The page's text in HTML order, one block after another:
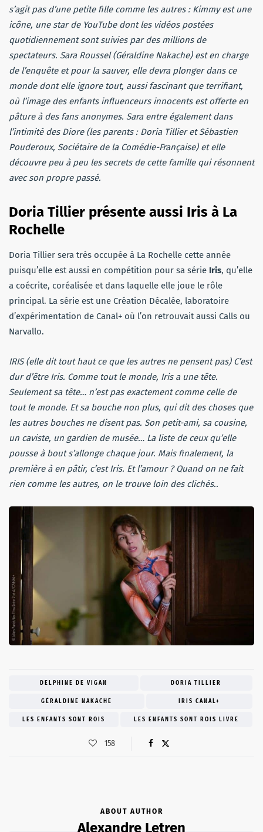
s’agit pas d’une petite fille comme les autres : Kimmy est une
icône, une star de YouTube dont les vidéos postées
quotidiennement sont suivies par des millions de
spectateurs. Sara Roussel (Géraldine Nakache) est en charge
de l’enquête et pour la sauver, elle devra plonger dans ce
monde dont elle ignore tout, aussi fascinant que terrifiant,
où l’image des enfants influenceurs innocents est offerte en
pâture à des fans anonymes. Sara entre également dans
l’intimité des Diore (les parents : Doria Tillier et Sébastien
Pouderoux, Sociétaire de la Comédie-Française) et elle
découvre peu à peu les secrets de cette famille qui résonnent
avec son propre passé.
Doria Tillier présente aussi Iris à La
Rochelle
Doria Tillier sera très occupée à La Rochelle cette année
puisqu’elle est aussi en compétition pour sa série Iris, qu’elle
a coécrite, coréalisée et dans laquelle elle joue le rôle
principal. La série est une Création Décalée, laboratoire
d’expérimentation de Canal+ où l’on retrouvait aussi Calls ou
Narvallo.
IRIS (elle dit tout haut ce que les autres ne pensent pas) C’est
dur d’être Iris. Comme tout le monde, Iris a une tête.
Seulement sa tête… n’est pas exactement comme celle de
tout le monde. Et sa bouche non plus, qui dit des choses que
les autres bouches ne disent pas. Son petit-ami, sa cousine,
un caviste, un gardien de musée… La liste de ceux qu’elle
pousse à bout s’allonge chaque jour. Mais finalement, la
première à en pâtir, c’est Iris. Et l’amour ? Quand on ne fait
rien comme les autres, on le trouve loin des clichés..
DELPHINE DE VIGAN DORIA TILLIER
GÉRALDINE NAKACHE IRIS CANAL+
LES ENFANTS SONT ROIS LES ENFANTS SONT ROIS LIVRE
158
ABOUT AUTHOR
Alexandre Letren